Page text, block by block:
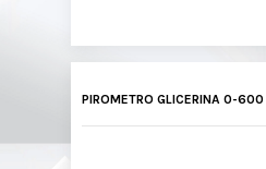
PIROMETRO GLICERINA 0-600